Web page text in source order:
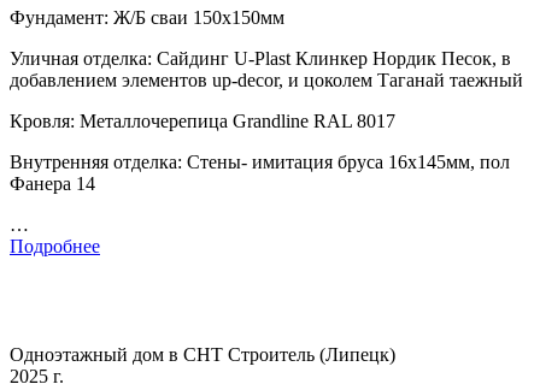
Фундамент: Ж/Б сваи 150х150мм
Уличная отделка: Сайдинг U-Plast Клинкер Нордик Песок, в
добавлением элементов up-decor, и цоколем Таганай таежный
Кровля: Металлочерепица Grandline RAL 8017
Внутренняя отделка: Стены- имитация бруса 16х145мм, пол
Фанера 14
…
Подробнее
Одноэтажный дом в СНТ Строитель (Липецк)
2025 г.